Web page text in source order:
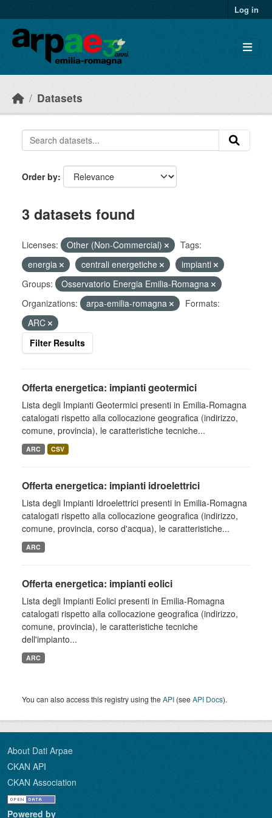
Log in
Datasets
Order by
3 datasets found
Licenses: Other (Non-Commercial)
Tags:
energia
centrali energetiche
impianti
Groups:
Osservatorio Energia Emilia-Romagna
Organizations:
arpa-emilia-romagna
Formats:
ARC
Filter Results
Offerta energetica: impianti geotermici
Lista degli Impianti Geotermici presenti in Emilia-Romagna
catalogati rispetto alla collocazione geografica (indirizzo,
comune, provincia), le caratteristiche tecniche...
ARC CSV
Offerta energetica: impianti idroelettrici
Lista degli Impianti Idroelettrici presenti in Emilia-Romagna
catalogati rispetto alla collocazione geografica (indirizzo,
comune, provincia, corso d'acqua), le caratteristiche...
ARC
Offerta energetica: impianti eolici
Lista degli Impianti Eolici presenti in Emilia-Romagna
catalogati rispetto alla collocazione geografica (indirizzo,
comune, provincia), le caratteristiche tecniche
dell'impianto...
ARC
You can also access this registry using theAPI (seeAPI Docs).
About Dati Arpae
CKAN API
CKAN Association
Powered by